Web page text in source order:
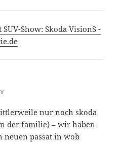
SUV-Show: Skoda VisionS -
nur noch skoda
der familie) – wir haben
passat in wob